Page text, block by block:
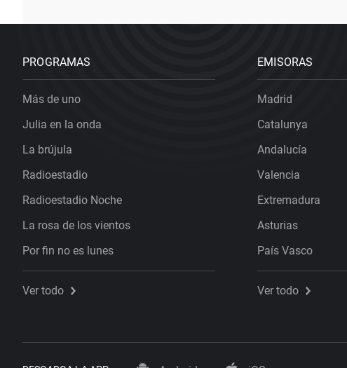
PROGRAMAS
Más de uno
Julia en la onda
La brújula
Radioestadio
Radioestadio Noche
La rosa de los vientos
Por fin no es lunes
Ver todo
EMISORAS
Madrid
Catalunya
Andalucía
Valencia
Extremadura
Asturias
País Vasco
Ver todo